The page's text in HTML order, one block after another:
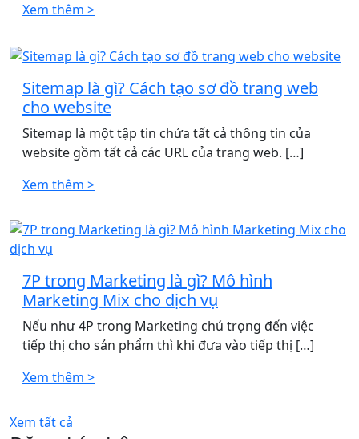
Xem thêm >
Sitemap là gì? Cách tạo sơ đồ trang web
cho website
Sitemap là một tập tin chứa tất cả thông tin của
website gồm tất cả các URL của trang web. […]
Xem thêm >
7P trong Marketing là gì? Mô hình
Marketing Mix cho dịch vụ
Nếu như 4P trong Marketing chú trọng đến việc
tiếp thị cho sản phẩm thì khi đưa vào tiếp thị […]
Xem thêm >
Xem tất cả